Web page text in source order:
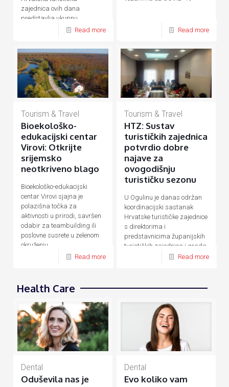
zajednica ovih dana
predstavlja ukupnu
hrvatsku turističku ponudu
Read more Read more
Tourism & Travel
Bioekološko-
edukacijski centar
Virovi: Otkrijte
srijemsko
neotkriveno blago
Bioekološko-edukacijski
centar Virovi sjajna je
polazišna točka za
aktivnosti u prirodi, savršen
odabir za teambuilding ili
poslovne susrete u zelenom
okruženju.
Read more
Tourism & Travel
HTZ: Sustav
turističkih zajednica
potvrdio dobre
najave za
ovogodišnju
turističku sezonu
U Ogulinu je danas održan
koordinacijski sastanak
Hrvatske turističke zajednice
s direktorima i
predstavnicima županijskih
turističkih zajednica i grada
Read more
Health Care
Dental
Oduševila nas je
Dental
Evo koliko vam